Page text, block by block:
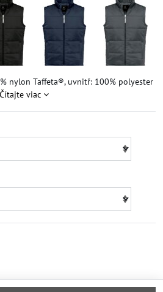
nylon Taffeta®, uvnitř: 100% polyester
Čítajte viac